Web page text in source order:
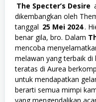
The Specter’s Desire
dikembangkan oleh
tanggal 25 Mei 2024 .
benar gila, bro. Dalam
mencoba
melawan yang terbaik
teratas di Aurea
untuk mendapatkan
berarti semua mimpi
yang mengendalikan